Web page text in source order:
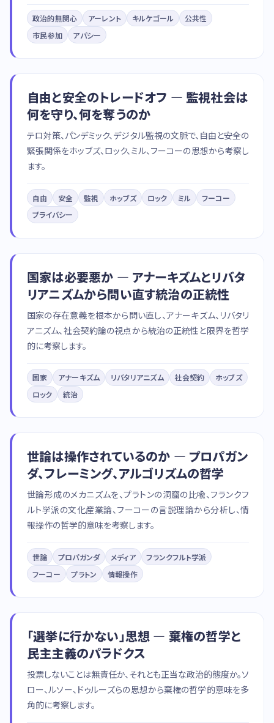
政治的無関心 アーレント キルケゴール
公共性
市民参加
アパシー
自由と安全のトレードオフ — 監視社会は
何を守り、何を奪うのか
テロ対策、パンデミック、デジタル監視の文脈で、自由と安全の
緊張関係をホッブズ、ロック、ミル、フーコーの思想から考察し
ます。
自由 安全 監視 ホッブズ ロック ミル
フーコー
プライバシー
国家は必要悪か — アナーキズムとリバタ
リアニズムから問い直す統治の正統性
国家の存在意義を根本から問い直し、アナーキズム、リバタリ
アニズム、社会契約論の視点から統治の正統性と限界を哲学
的に考察します。
国家 アナーキズム リバタリアニズム 社会契約
ホッブズ
ロック
統治
世論は操作されているのか — プロパガン
ダ、フレーミング、アルゴリズムの哲学
世論形成のメカニズムを、プラトンの洞窟の比喩、フランクフ
ルト学派の文化産業論、フーコーの言説理論から分析し、情
報操作の哲学的意味を考察します。
世論 プロパガンダ メディア
フランクフルト学派
フーコー
プラトン 情報操作
「選挙に行かない」思想 — 棄権の哲学と
民主主義のパラドクス
投票しないことは無責任か、それとも正当な政治的態度か。ソ
ロー、ルソー、ドゥルーズらの思想から棄権の哲学的意味を多
角的に考察します。